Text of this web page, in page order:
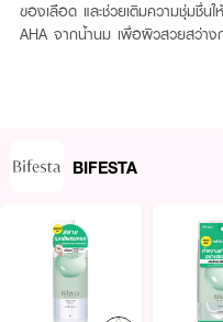
ของเลือด และช่วยเติมความชุ่มชื่น
AHA จากน้ำนม เพื่อผิวสวยสว่างก
BIFESTA